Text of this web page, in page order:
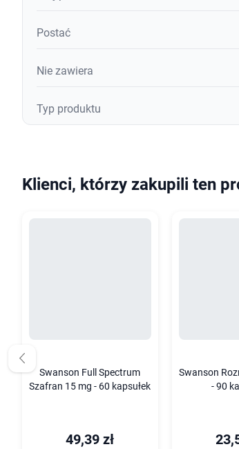
Postać
Nie zawiera
Typ produktu
Klienci, którzy zakupili ten
Swanson Full Spectrum
Szafran 15 mg - 60 kapsułek
49,39 zł
Swanson
- 90